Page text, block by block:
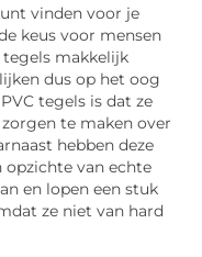
vinden voor je
keus voor mensen
tegels makkelijk
dus op het oog
tegels is dat ze
te maken over
hebben deze
opzichte van echte
en lopen een stuk
ze niet van hard